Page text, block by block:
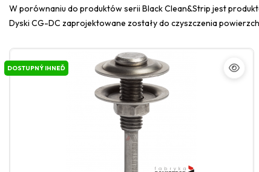
W porównaniu do produktów serii Black Clean&Strip jest
Dyski CG-DC zaprojektowane zostały do czyszczenia
DOSTUPNÝ IHNEĎ